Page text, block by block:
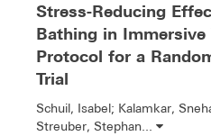
Stress-Reducing
Bathing in
Protocol for a
Trial
Schuil, Isabel; Kalamkar,
Streuber, Stephan...